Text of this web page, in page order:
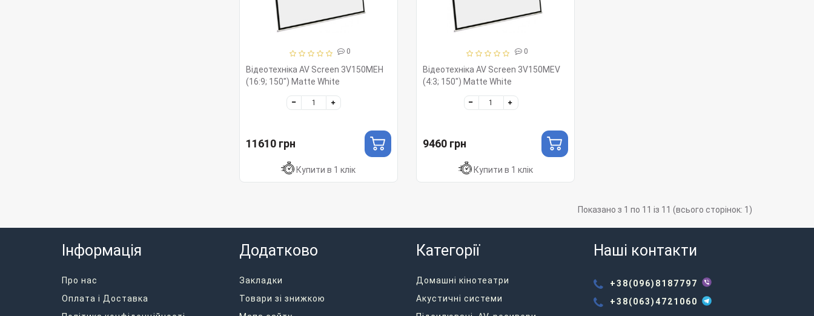
0
Відеотехніка AV Screen 3V150MEH
(16:9; 150") Matte White
11610 грн
Купити в 1 клік
0
Відеотехніка AV Screen 3V150MEV
(4:3; 150") Matte White
9460 грн
Купити в 1 клік
Показано з 1 по 11 із 11 (всього сторінок: 1)
Інформація
Про нас
Оплата і Доставка
Додатково
Закладки
Товари зі знижкою
Категорії
Домашні кінотеатри
Акустичні системи
Наші контакти
+38(096)8187797
+38(063)4721060